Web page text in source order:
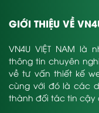
GIỚI THIỆU VỀ
VN4U VIỆT NAM
thông tin chuyên
về tư vấn thiết kế
cùng với đó là các
thành đối tác tin cậy